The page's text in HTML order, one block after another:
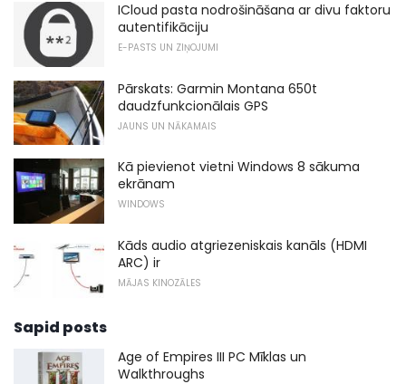
ICloud pasta nodrošināšana ar divu faktoru
autentifikāciju
E-PASTS UN ZIŅOJUMI
Pārskats: Garmin Montana 650t
daudzfunkcionālais GPS
JAUNS UN NĀKAMAIS
Kā pievienot vietni Windows 8 sākuma
ekrānam
WINDOWS
Kāds audio atgriezeniskais kanāls (HDMI
ARC) ir
MĀJAS KINOZĀLES
Sapid posts
Age of Empires III PC Mīklas un
Walkthroughs